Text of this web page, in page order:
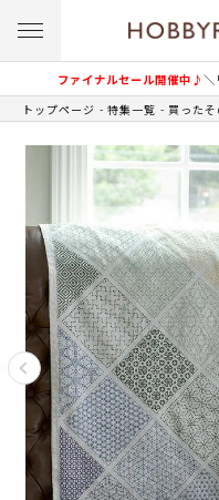
ファイナルセール開催中♪＼
トップページ 特集一覧 買った